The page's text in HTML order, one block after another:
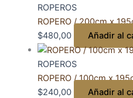
ROPEROS
ROPERO / 200cm x
$480,00 Añadir al
ROPEROS
ROPERO / 100cm x
$240,00 Añadir al